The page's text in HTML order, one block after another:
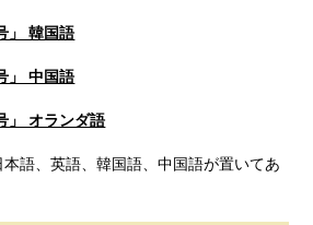
」 韓国語
」 中国語
」 オランダ語
語、英語、韓国語、中国語が置いてあ